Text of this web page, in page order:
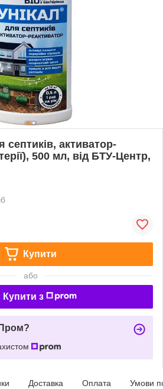
септиків, активатор-
500 мл, від БТУ-Центр,
Купити
або
Купити з
Доставка Оплата Умови